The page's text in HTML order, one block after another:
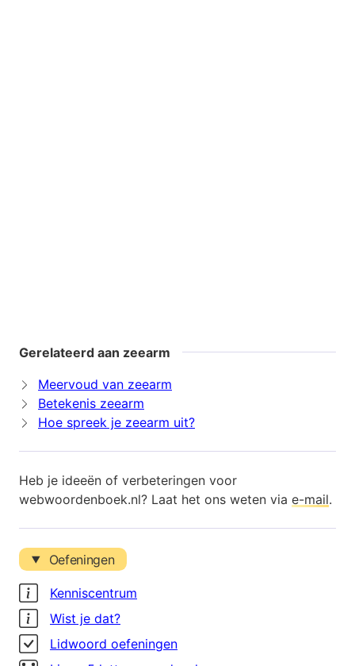
Gerelateerd aan zeearm
Meervoud van zeearm
Betekenis zeearm
Hoe spreek je zeearm uit?
Heb je ideeën of verbeteringen voor
webwoordenboek.nl? Laat het ons weten via e-mail.
Oefeningen
Kenniscentrum
Wist je dat?
Lidwoord oefeningen